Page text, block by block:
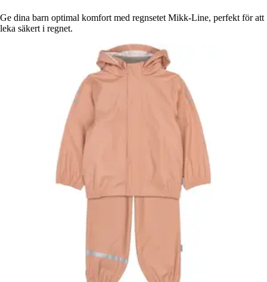
Ge dina barn optimal komfort med regnsetet Mikk-Line, perfekt för att
leka säkert i regnet.